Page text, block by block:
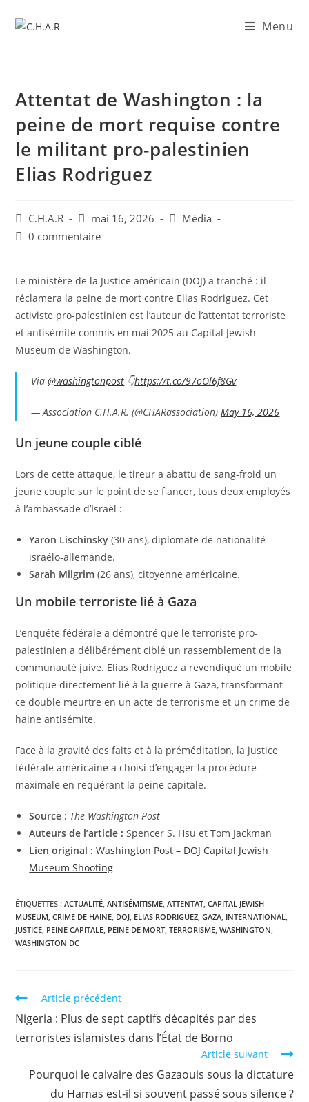
Menu
Attentat de Washington : la
peine de mort requise contre
le militant pro-palestinien
Elias Rodriguez
C.H.A.R mai 16, 2026
Média
0 commentaire
Le ministère de la Justice américain (DOJ) a tranché : il
réclamera la peine de mort contre Elias Rodriguez. Cet
activiste pro-palestinien est l’auteur de l’attentat terroriste
et antisémite commis en mai 2025 au Capital Jewish
Museum de Washington.
Via@washingtonpost 👇https://t.co/97oOl6f8Gv
— Association C.H.A.R. (@CHARassociation)May 16, 2026
​Un jeune couple ciblé
​Lors de cette attaque, le tireur a abattu de sang-froid un
jeune couple sur le point de se fiancer, tous deux employés
à l’ambassade d’Israël :
Yaron Lischinsky (30 ans), diplomate de nationalité
israélo-allemande.
Sarah Milgrim (26 ans), citoyenne américaine.
​Un mobile terroriste lié à Gaza
​L’enquête fédérale a démontré que le terroriste pro-
palestinien a délibérément ciblé un rassemblement de la
communauté juive. Elias Rodriguez a revendiqué un mobile
politique directement lié à la guerre à Gaza, transformant
ce double meurtre en un acte de terrorisme et un crime de
haine antisémite.
​Face à la gravité des faits et à la préméditation, la justice
fédérale américaine a choisi d’engager la procédure
maximale en requérant la peine capitale.
Source : The Washington Post
Auteurs de l’article : Spencer S. Hsu et Tom Jackman
Lien original : Washington Post – DOJ Capital Jewish
Museum Shooting
ÉTIQUETTES :ACTUALITÉ, ANTISÉMITISME, ATTENTAT, CAPITAL JEWISH
MUSEUM, CRIME DE HAINE, DOJ, ELIAS RODRIGUEZ, GAZA, INTERNATIONAL,
JUSTICE, PEINE CAPITALE, PEINE DE MORT, TERRORISME, WASHINGTON,
WASHINGTON DC
Article précédent
Nigeria : Plus de sept captifs décapités par des
terroristes islamistes dans l’État de Borno
Article suivant
Pourquoi le calvaire des Gazaouis sous la dictature
du Hamas est-il si souvent passé sous silence ?